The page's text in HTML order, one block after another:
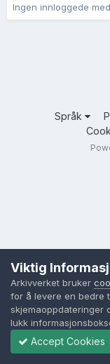
Ingen innloggede
Språk
Viktig
Arkivverket bruker
for å levere en bedre
skjemaoppdateringer
lukk
Accept Cookies